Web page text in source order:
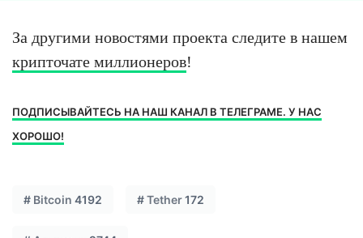
За другими новостями проекта следите в нашем
крипточате миллионеров!
ПОДПИСЫВАЙТЕСЬ НА НАШ КАНАЛ В ТЕЛЕГРАМЕ. У НАС
ХОРОШО!
# Bitcoin 4192 #Tether172